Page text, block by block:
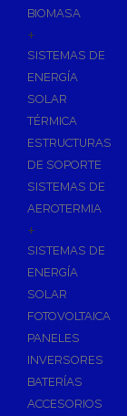
BIOMASA
+
SISTEMAS DE
ENERGÍA
SOLAR
TÉRMICA
ESTRUCTURAS
DE SOPORTE
SISTEMAS DE
AEROTERMIA
+
SISTEMAS DE
ENERGÍA
SOLAR
FOTOVOLTAICA
PANELES
INVERSORES
BATERÍAS
ACCESORIOS